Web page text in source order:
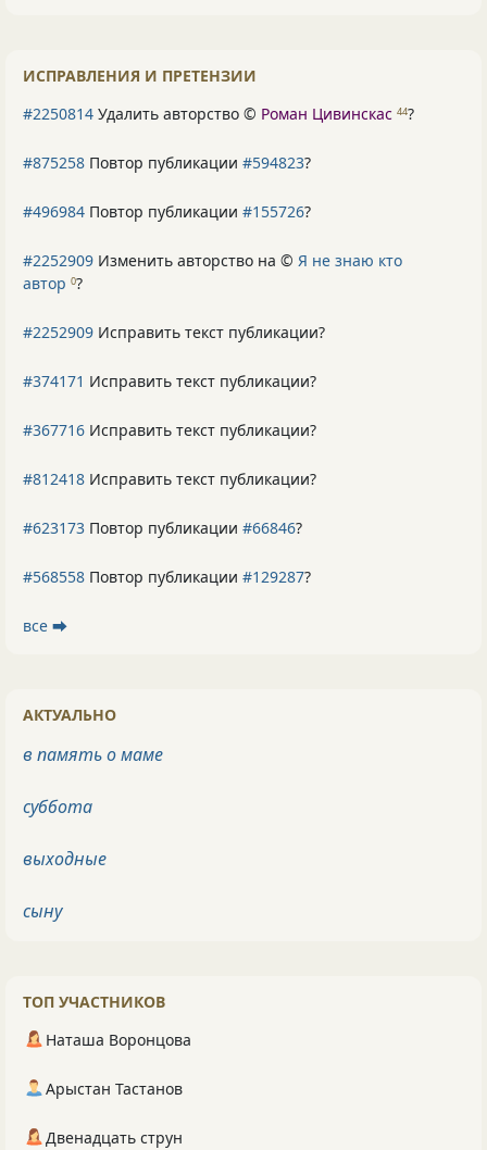
ИСПРАВЛЕНИЯ И ПРЕТЕНЗИИ
#2250814 Удалить авторство © Роман Цивинскас 44?
#875258 Повтор публикации #594823?
#496984 Повтор публикации #155726?
#2252909 Изменить авторство на © Я не знаю кто
автор 0?
#2252909 Исправить текст публикации?
#374171 Исправить текст публикации?
#367716 Исправить текст публикации?
#812418 Исправить текст публикации?
#623173 Повтор публикации #66846?
#568558 Повтор публикации #129287?
все ⮕
АКТУАЛЬНО
в память о маме
суббота
выходные
сыну
ТОП УЧАСТНИКОВ
Наташа Воронцова
Арыстан Тастанов
Двенадцать струн